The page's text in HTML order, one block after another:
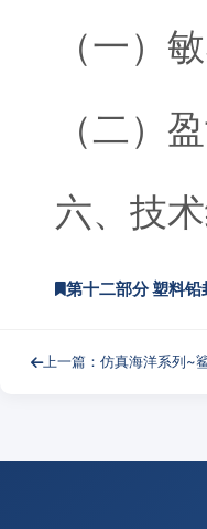
（一）
（二）
六、技
第十二部分 塑料
上一篇：仿真海洋系列~